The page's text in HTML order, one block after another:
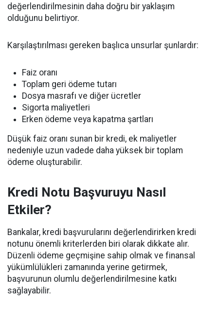
değerlendirilmesinin daha doğru bir yaklaşım
olduğunu belirtiyor.
Karşılaştırılması gereken başlıca unsurlar şunlardır:
Faiz oranı
Toplam geri ödeme tutarı
Dosya masrafı ve diğer ücretler
Sigorta maliyetleri
Erken ödeme veya kapatma şartları
Düşük faiz oranı sunan bir kredi, ek maliyetler
nedeniyle uzun vadede daha yüksek bir toplam
ödeme oluşturabilir.
Kredi Notu Başvuruyu Nasıl
Etkiler?
Bankalar, kredi başvurularını değerlendirirken kredi
notunu önemli kriterlerden biri olarak dikkate alır.
Düzenli ödeme geçmişine sahip olmak ve finansal
yükümlülükleri zamanında yerine getirmek,
başvurunun olumlu değerlendirilmesine katkı
sağlayabilir.